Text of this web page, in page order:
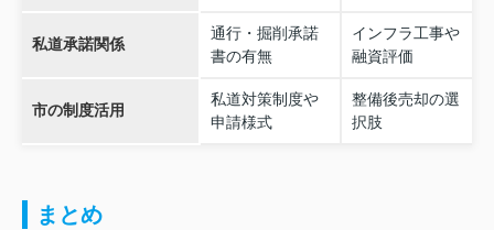
私道承諾関係
通行・掘削承諾
書の有無
インフラ工事や
融資評価
市の制度活用
私道対策制度や
申請様式
整備後売却の選
択肢
まとめ